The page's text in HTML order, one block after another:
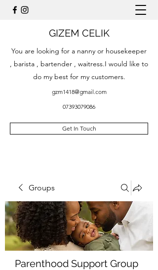
GIZEM CELIK
You are looking for a nanny or housekeeper
, barista , bartender , waitress.I would like to
do my best for my customers.
gzm1418@gmail.com
07393079086
Get In Touch
Groups
Parenthood Support Group